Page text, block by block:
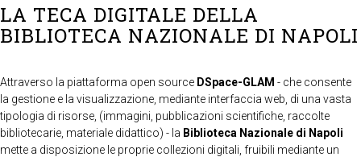
LA TECA DIGITALE DELLA
BIBLIOTECA NAZIONALE DI NAPOLI
Attraverso la piattaforma open source DSpace-GLAM - che consente
la gestione e la visualizzazione, mediante interfaccia web, di una vasta
tipologia di risorse, (immagini, pubblicazioni scientifiche, raccolte
bibliotecarie, materiale didattico) - la Biblioteca Nazionale di Napoli
mette a disposizione le proprie collezioni digitali, fruibili mediante un